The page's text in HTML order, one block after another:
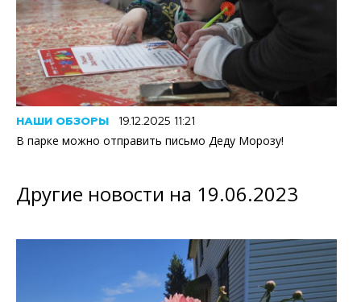
НАШИ ОБЗОРЫ 19.12.2025 11:21
В парке можно отправить письмо Деду Морозу!
Другие новости на 19.06.2023